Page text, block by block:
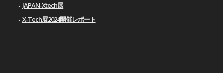
JAPAN-Xtech展
X-Tech展2024開催レポート